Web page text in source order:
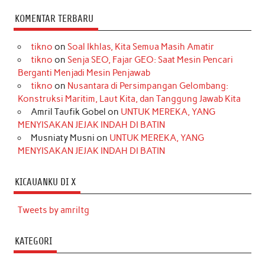
KOMENTAR TERBARU
tikno on Soal Ikhlas, Kita Semua Masih Amatir
tikno on Senja SEO, Fajar GEO: Saat Mesin Pencari
Berganti Menjadi Mesin Penjawab
tikno on Nusantara di Persimpangan Gelombang:
Konstruksi Maritim, Laut Kita, dan Tanggung Jawab Kita
Amril Taufik Gobel on UNTUK MEREKA, YANG
MENYISAKAN JEJAK INDAH DI BATIN
Musniaty Musni on UNTUK MEREKA, YANG
MENYISAKAN JEJAK INDAH DI BATIN
KICAUANKU DI X
Tweets by amriltg
KATEGORI